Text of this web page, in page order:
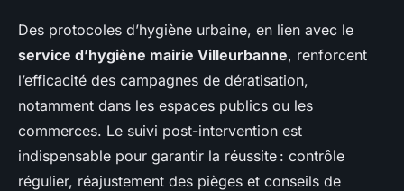
Des protocoles d’hygiène urbaine, en lien avec le
service d’hygiène mairie Villeurbanne, renforcent
l’efficacité des campagnes de dératisation,
notamment dans les espaces publics ou les
commerces. Le suivi post-intervention est
indispensable pour garantir la réussite : contrôle
régulier, réajustement des pièges et conseils de